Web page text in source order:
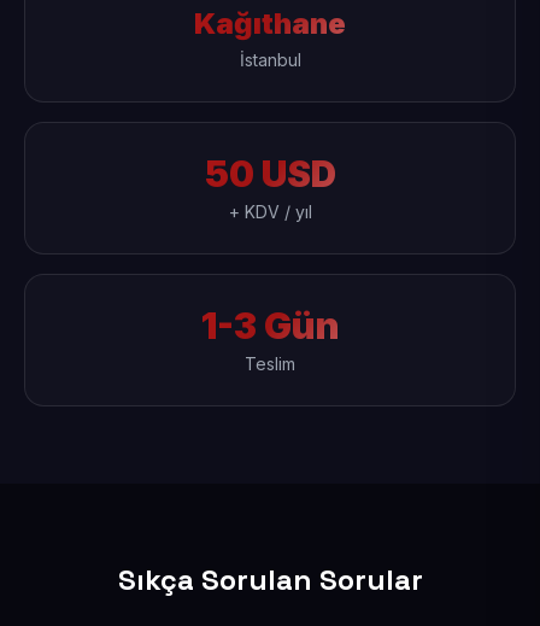
Kağıthane
İstanbul
50 USD
+ KDV / yıl
1-3 Gün
Teslim
Sıkça Sorulan Sorular